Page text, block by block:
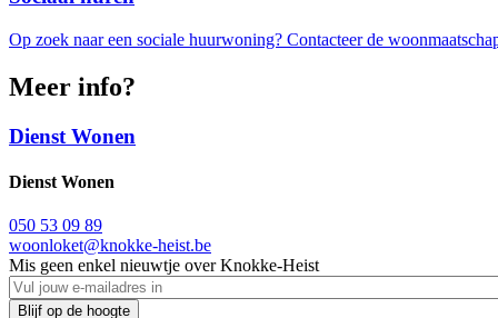
Op zoek naar een sociale huurwoning? Contacteer de
Meer info?
Dienst Wonen
Dienst Wonen
050 53 09 89
woonloket@knokke-heist.be
Mis geen enkel nieuwtje over Knokke-Heist